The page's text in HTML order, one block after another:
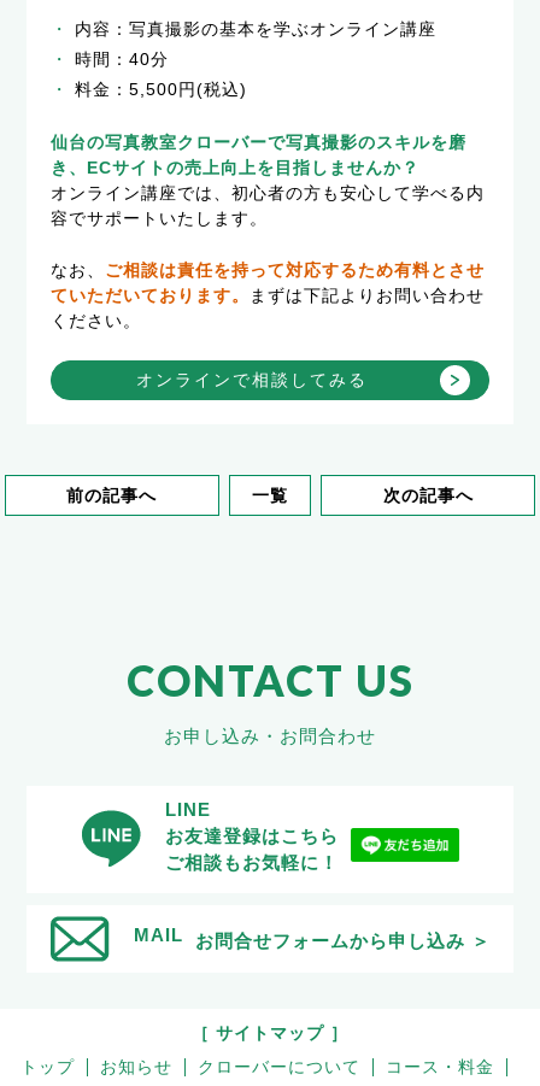
内容：写真撮影の基本を学ぶオンライン講座
時間：40分
料金：5,500円(税込)
仙台の写真教室クローバーで写真撮影のスキルを磨
き、ECサイトの売上向上を目指しませんか？
オンライン講座では、初心者の方も安心して学べる内
容でサポートいたします。
なお、 ご相談は責任を持って対応するため有料とさせ
ていただいております。
まずは下記よりお問い合わせ
ください。
オンラインで相談してみる
前の記事へ 一覧 次の記事へ
CONTACT US
お申し込み・お問合わせ
LINE
お友達登録はこちら
ご相談もお気軽に！
MAIL お問合せフォームから申し込み ＞
［ サイトマップ ］
トップ
お知らせ クローバーについて
コース・料金